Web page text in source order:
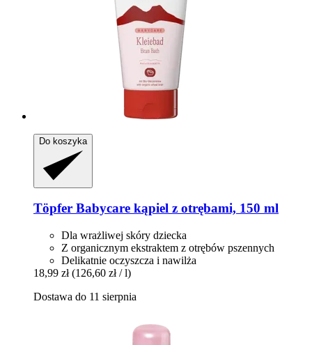
Do koszyka
Töpfer Babycare kąpiel z otrębami, 150 ml
Dla wrażliwej skóry dziecka
Z organicznym ekstraktem z otrębów pszennych
Delikatnie oczyszcza i nawilża
18,99 zł (126,60 zł / l)
Dostawa do 11 sierpnia